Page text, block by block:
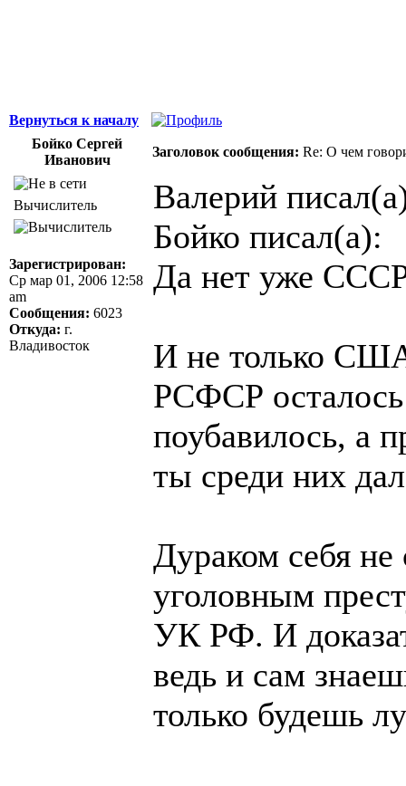
Вернуться к началу
Бойко Сергей
Иванович
Заголовок сообщения: Re: О чем
Вычислитель
Зарегистрирован:
Ср мар 01, 2006 12:58
am
Сообщения: 6023
Откуда: г.
Владивосток
Валерий
Бойко писал(а):
Да нет уже
И не только
РСФСР
поубавилось, а
ты среди них
Дураком себя
уголовным
УК РФ. И
ведь и сам
только будешь